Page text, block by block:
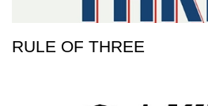
RULE OF THREE